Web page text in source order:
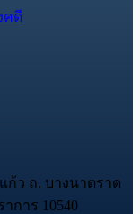
คดี
ก้ว ถ. บางนาตราด
การ 10540